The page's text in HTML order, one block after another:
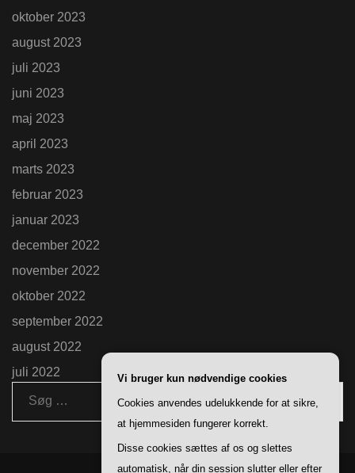
oktober 2023
august 2023
juli 2023
juni 2023
maj 2023
april 2023
marts 2023
februar 2023
januar 2023
december 2022
november 2022
oktober 2022
september 2022
august 2022
juli 2022
Søg
efter:
Vi bruger kun nødvendige cookies
Cookies anvendes udelukkende for at sikre,
at hjemmesiden fungerer korrekt.
Disse cookies sættes af os og slettes
automatisk, når din session slutter eller efter